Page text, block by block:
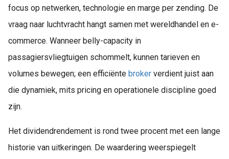
focus op netwerken, technologie en marge per zending. De
vraag naar luchtvracht hangt samen met wereldhandel en e-
commerce. Wanneer belly-capacity in
passagiersvliegtuigen schommelt, kunnen tarieven en
volumes bewegen; een efficiënte broker verdient juist aan
die dynamiek, mits pricing en operationele discipline goed
zijn.
Het dividendrendement is rond twee procent met een lange
historie van uitkeringen. De waardering weerspiegelt